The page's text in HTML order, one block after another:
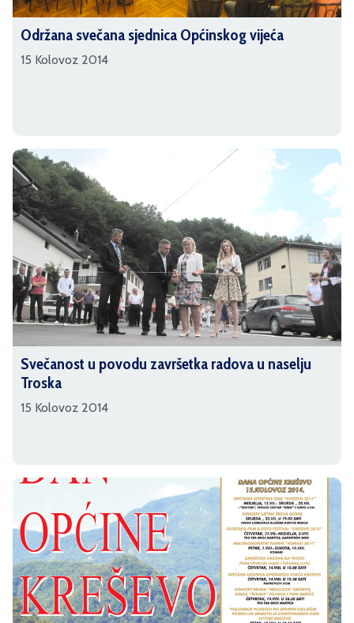
Održana svečana sjednica Općinskog vijeća
15 Kolovoz 2014
Svečanost u povodu završetka radova u naselju
Troska
15 Kolovoz 2014